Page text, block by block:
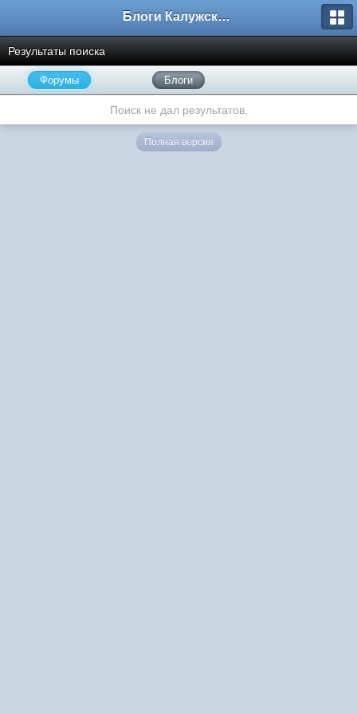
Блоги Калужского перекрестка
Результаты поиска
Форумы Блоги
Поиск не дал результатов.
Полная версия